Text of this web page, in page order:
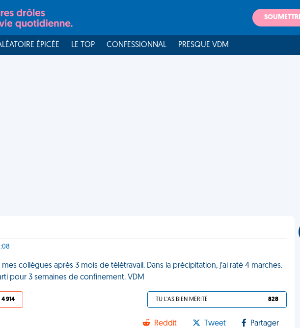
ÉPICÉE LE TOP CONFESSIONNAL PRESQUE VDM
collègues après 3 mois de télétravail. Dans la précipitation, j’ai raté 4 marches.
pour 3 semaines de confinement. VDM
4 914 TU L'AS BIEN MÉRITÉ 828
Reddit Tweet Partager